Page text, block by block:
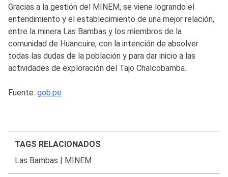
Gracias a la gestión del MINEM, se viene logrando el
entendimiento y el establecimiento de una mejor relación,
entre la minera Las Bambas y los miembros de la
comunidad de Huancuire, con la intención de absolver
todas las dudas de la población y para dar inicio a las
actividades de exploración del Tajo Chalcobamba.
Fuente: gob.pe
TAGS RELACIONADOS
Las Bambas
MINEM